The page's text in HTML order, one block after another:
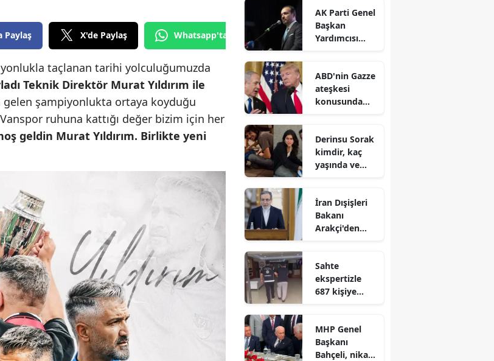
Edirne
Elazığ
Erzincan
Erzurum
Eskişehir
Gaziantep
Gümüşhane
Hakkari
Hatay
Isparta
Mersin
İstanbul
İzmir
Paylaş X'de Paylaş Whatsapp'tan Gönder
taçlanan tarihi yolculuğumuzda
Teknik Direktör Murat Yıldırım ile
gelen şampiyonlukta ortaya koyduğu
ruhuna kattığı değer bizim için her
geldin Murat Yıldırım. Birlikte yeni
AK Parti Genel
Başkan
Yardımcısı
birliği uzak
değil, yakındır
ABD'nin Gazze
ateşkesi
konusunda
Derinsu Sorak
kimdir, kaç
yaşında ve
oynadı?
İran Dışişleri
Bakanı
Arakçi'den
Sahte
ekspertizle
687 kişiye
suç örgütü
çökertildi
MHP Genel
Başkanı
Bahçeli, nikah